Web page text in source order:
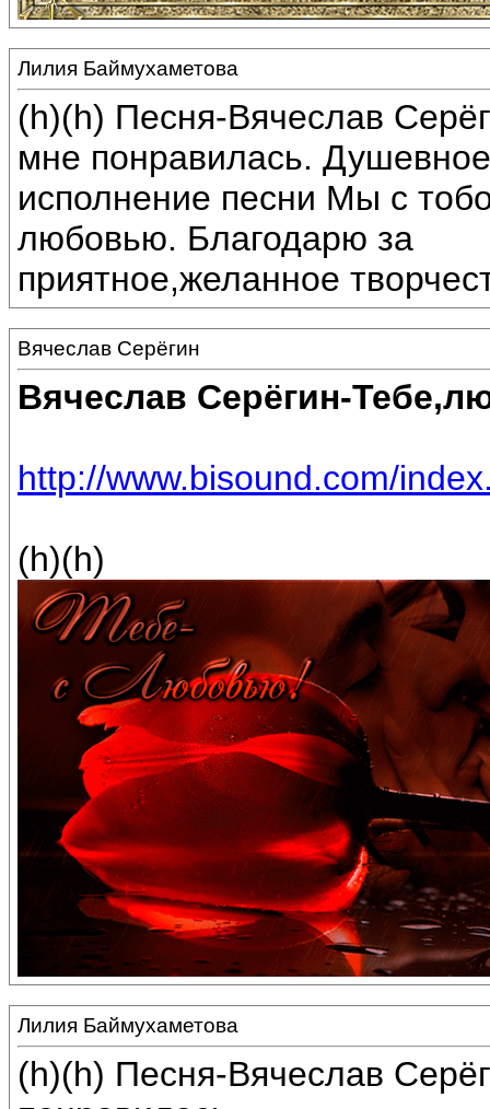
Лилия Баймухаметова
(h)(h) Песня-Вячеслав
мне понравилась.
исполнение песни Мы с
любовью. Благодарю за
приятное,желанное
Вячеслав Серёгин
Вячеслав Серёгин-
http://www.bisound.com/
(h)(h)
Лилия Баймухаметова
(h)(h) Песня-Вячеслав